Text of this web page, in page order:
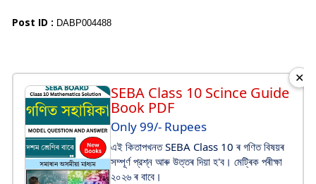
Post ID : DABP004488
SEBA Class 10 Scince Guide
Book PDF
Only 99/- Rupees
এই কিতাপখনত SEBA Class 10 ৰ গণিত বিষয়ৰ
সম্পূর্ণ প্রশ্ন আৰু উত্তৰ দিয়া হ'ব। মেট্ৰিক পৰীক্ষা
২০২৬ ৰ বাবে।
✕